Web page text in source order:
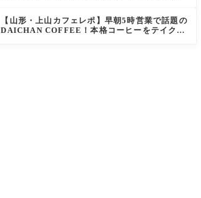
【山形・上山カフェレポ】早朝5時営業で話題の
DAICHAN COFFEE！本格コーヒーをテイクア